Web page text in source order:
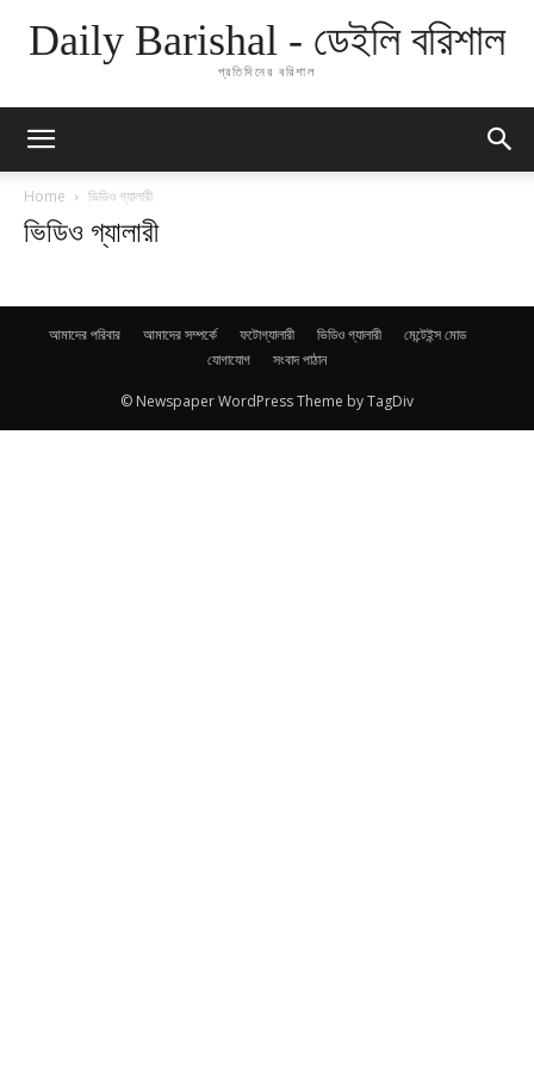
Daily Barishal - ডেইলি বরিশাল
প্রতিদিনের বরিশাল
Home ভিডিও গ্যালারী
ভিডিও গ্যালারী
আমাদের পরিবার আমাদের সম্পর্কে ফটোগ্যালারী ভিডিও গ্যালারী
মেন্টেইন্স মোড
যোগাযোগ
সংবাদ পাঠান
© Newspaper WordPress Theme by TagDiv